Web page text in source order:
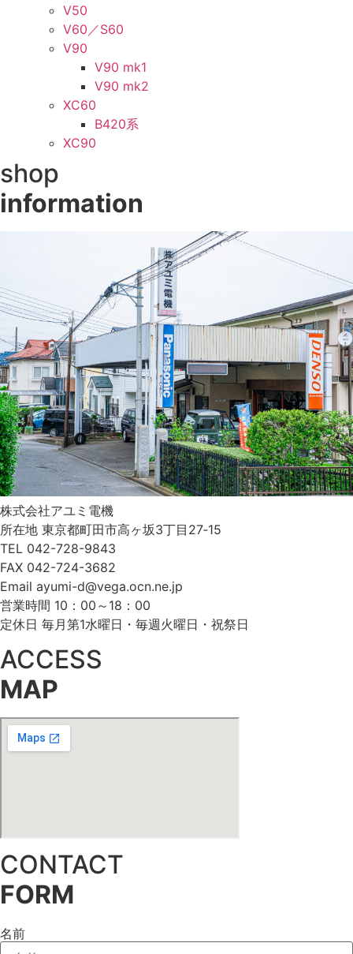
V50
V60／S60
V90
V90 mk1
V90 mk2
XC60
B420系
XC90
shop
information
株式会社アユミ電機
所在地 東京都町田市高ヶ坂3丁目27‐15
TEL 042-728-9843
FAX 042-724-3682
Email ayumi-d@vega.ocn.ne.jp
営業時間 10：00～18：00
定休日 毎月第1水曜日・毎週火曜日・祝祭日
ACCESS
MAP
CONTACT
FORM
名前